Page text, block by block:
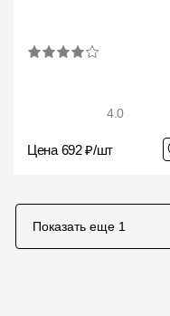
4.0
Цена 692 ₽/шт
Показать еще 1